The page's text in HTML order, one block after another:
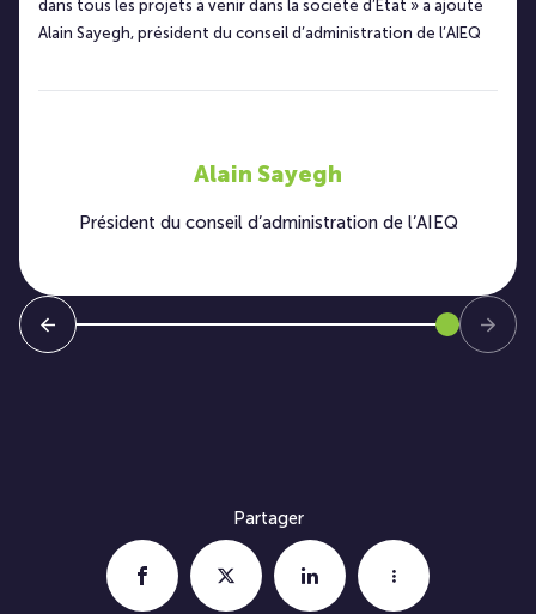
dans tous les projets à venir dans la société d’État » a ajouté
Alain Sayegh, président du conseil d’administration de l’AIEQ
Alain Sayegh
Président du conseil d’administration de l’AIEQ
Partager